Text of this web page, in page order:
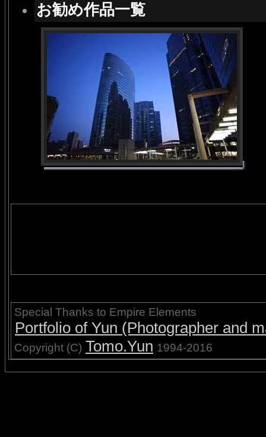
お勧め作品一覧
Special Thanks to Empire Elements
Portfolio of Yun (Photographer and
Copyright (C) Tomo.Yun 1994-2016